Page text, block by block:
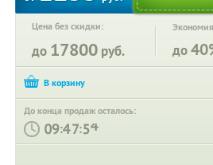
Цена без скидки:
до 17800 руб. до
До конца продаж осталось:
: :